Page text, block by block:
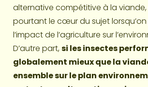
alternative compétitive à la
pourtant le cœur du sujet
l’impact de l’agriculture sur
D’autre part, si les insectes
globalement mieux que la
ensemble sur le plan